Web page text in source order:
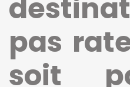
pas
soit